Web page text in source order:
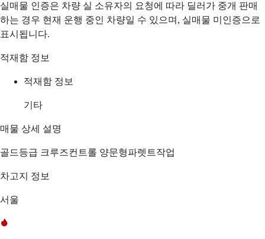
실매물 인증은 차량 실 소유자의 요청에 따라 딜러가 중개 판매
하는 경우 현재 운행 중인 차량일 수 있으며, 실매물 미인증으로
표시됩니다.
적재함 정보
적재함 정보
기타
매물 상세 설명
골드등급 크루즈컨트롤 양문형파렛트작업
차고지 정보
서울